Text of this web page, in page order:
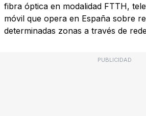
fibra óptica en modalidad FTTH,
móvil que opera en España sobre
determinadas zonas a través de
PUBLICIDAD